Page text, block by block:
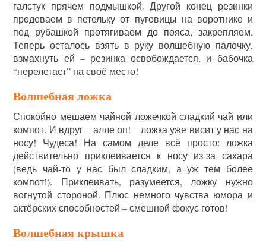
галстук прячем подмышкой. Другой конец резинки
продеваем в петельку от пуговицы на воротнике и
под рубашкой протягиваем до пояса, закрепляем.
Теперь осталось взять в руку волшебную палочку,
взмахнуть ей – резинка освобождается, и бабочка
“перелетает” на своё место!
Волшебная ложка
Спокойно мешаем чайной ложечкой сладкий чай или
компот. И вдруг – алле оп! – ложка уже висит у нас на
носу! Чудеса! На самом деле всё просто: ложка
действительно приклеивается к носу из-за сахара
(ведь чай-то у нас был сладким, а уж тем более
компот!). Приклеивать, разумеется, ложку нужно
вогнутой стороной. Плюс немного чувства юмора и
актёрских способностей – смешной фокус готов!
Волшебная крышка